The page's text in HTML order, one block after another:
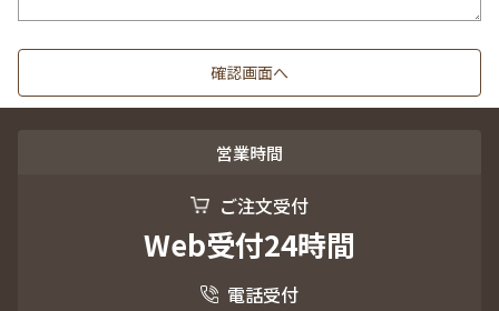
営業時間
ご注文受付
Web受付24時間
電話受付